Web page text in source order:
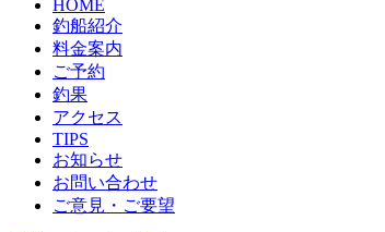
HOME
釣船紹介
料金案内
ご予約
釣果
アクセス
TIPS
お知らせ
お問い合わせ
ご意見・ご要望